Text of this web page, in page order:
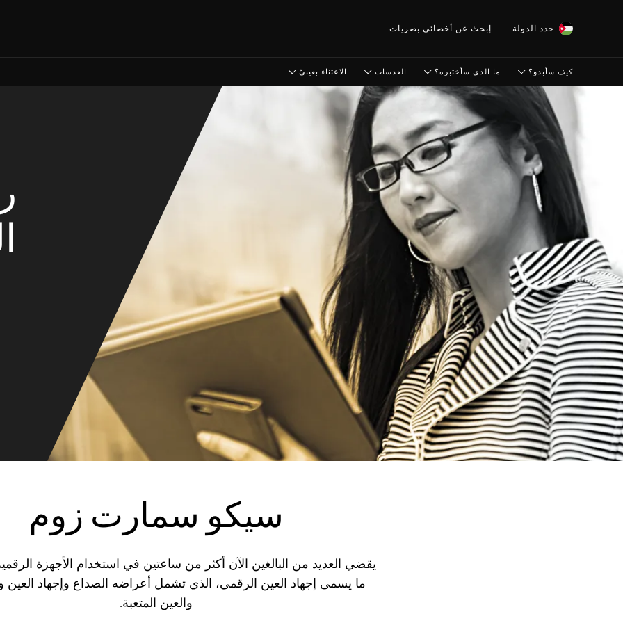
إبحث عن أخصائي بصريات حدد الدولة
الاعتناء بعينيّ العدسات ما الذي سأختبره؟ كيف سأبدو؟
سيكو سمارت زوم
يقضي العديد من البالغين الآن أكثر من ساعتين في استخدام الأجهزة
ما يسمى إجهاد العين الرقمي، الذي تشمل أعراضه الصداع وإجهاد العين
والعين المتعبة.